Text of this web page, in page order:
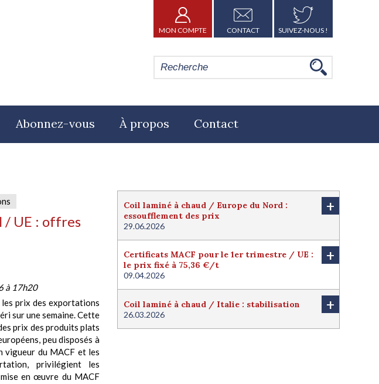
MON COMPTE CONTACT SUIVEZ-NOUS !
Abonnez-vous À propos Contact
/ UE : offres
à 17h20
prix des exportations
sur une semaine. Cette
prix des produits plats
peu disposés à
vigueur du MACF et les
privilégient les
en œuvre du MACF
Coil laminé à chaud / Europe du Nord :
essoufflement des prix
29.06.2026
+
Certificats MACF pour le 1er trimestre / UE :
le prix fixé à 75,36 €/t
09.04.2026
+
Coil laminé à chaud / Italie : stabilisation
26.03.2026
+